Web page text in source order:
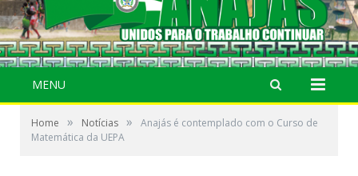
MENU
Home » Notícias »
Anajás é contemplado com o Curso de
Matemática da UEPA